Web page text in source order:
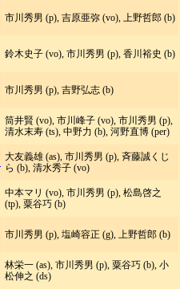
市川秀男 (p), 吉原亜弥 (vo), 上野哲郎 (b)
鈴木史子 (vo), 市川秀男 (p), 香川裕史 (b)
市川秀男 (p), 吉野弘志 (b)
筒井賢 (vo), 市川峰子 (vo), 市川秀男 (p),
清水末寿 (ts), 中野力 (b), 河野直博 (per)
大友義雄 (as), 市川秀男 (p), 斉藤誠くじ
ら (b), 清水秀子 (vo)
中本マリ (vo), 市川秀男 (p), 松島啓之
(tp), 粟谷巧 (b)
市川秀男 (p), 塩崎容正 (g), 上野哲郎 (b)
林栄一 (as), 市川秀男 (p), 粟谷巧 (b), 小
松伸之 (ds)